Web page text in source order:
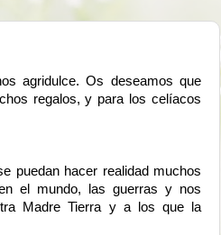
agridulce. Os deseamos que
regalos, y para los celíacos
puedan hacer realidad muchos
el mundo, las guerras y nos
Madre Tierra y a los que la